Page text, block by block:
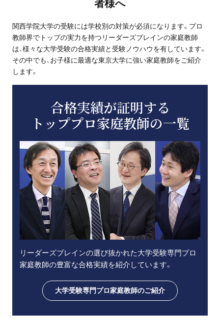
者様へ
関西学院大学の受験には学校別の対策が必須になります。プロ
教師界でトップの実力を持つリーダーズブレインの家庭教師
は、様々な大学受験の合格実績と受験ノウハウを有しています。
その中でも、お子様に最適な東京大学に強い家庭教師をご紹介
します。
合格実績が証明する
トッププロ家庭教師の一覧
リーダーズブレインの選び抜かれた大学受験専門プロ
家庭教師の豊富な合格実績を紹介しています。
大学受験専門プロ家庭教師のご紹介